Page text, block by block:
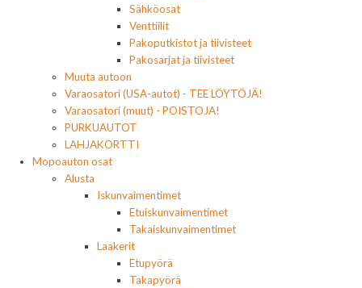
Sähköosat
Venttiilit
Pakoputkistot ja tiivisteet
Pakosarjat ja tiivisteet
Muuta autoon
Varaosatori (USA-autot) - TEE LÖYTÖJÄ!
Varaosatori (muut) - POISTOJA!
PURKUAUTOT
LAHJAKORTTI
Mopoauton osat
Alusta
Iskunvaimentimet
Etuiskunvaimentimet
Takaiskunvaimentimet
Laakerit
Etupyörä
Takapyörä